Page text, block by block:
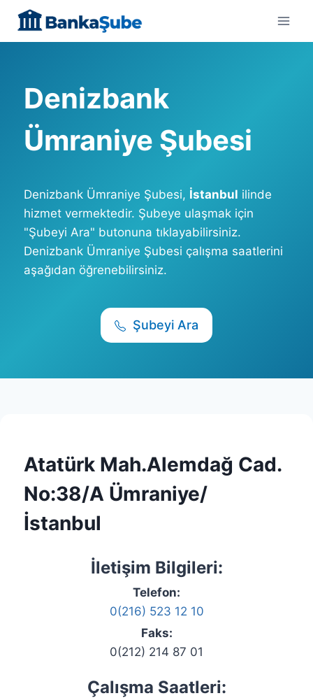
content
Denizbank
Ümraniye Şubesi
Denizbank Ümraniye Şubesi, İstanbul ilinde
hizmet vermektedir. Şubeye ulaşmak için
"Şubeyi Ara" butonuna tıklayabilirsiniz.
Denizbank Ümraniye Şubesi çalışma saatlerini
aşağıdan öğrenebilirsiniz.
Şubeyi Ara
Atatürk Mah.Alemdağ Cad.
No:38/A Ümraniye/
İstanbul
İletişim Bilgileri:
Telefon:
0(216) 523 12 10
Faks:
0(212) 214 87 01
Çalışma Saatleri: